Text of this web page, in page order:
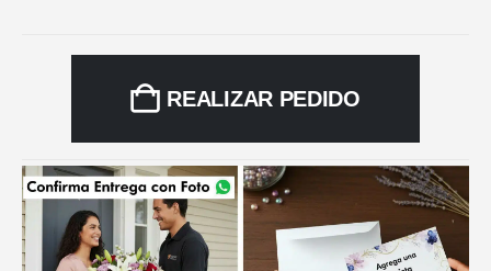
REALIZAR PEDIDO